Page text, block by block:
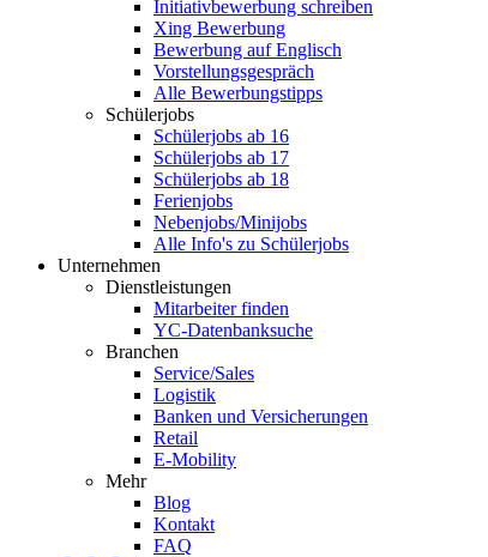
Initiativbewerbung schreiben
Xing Bewerbung
Bewerbung auf Englisch
Vorstellungsgespräch
Alle Bewerbungstipps
Schülerjobs
Schülerjobs ab 16
Schülerjobs ab 17
Schülerjobs ab 18
Ferienjobs
Nebenjobs/Minijobs
Alle Info's zu Schülerjobs
Unternehmen
Dienstleistungen
Mitarbeiter finden
YC-Datenbanksuche
Branchen
Service/Sales
Logistik
Banken und Versicherungen
Retail
E-Mobility
Mehr
Blog
Kontakt
FAQ